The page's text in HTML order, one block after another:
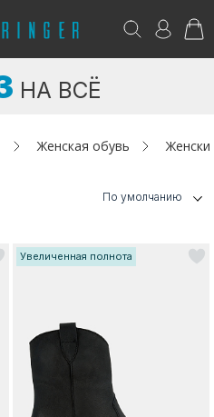
НА ВСЁ
Женская обувь
По умолчанию
Увеличенная полнота